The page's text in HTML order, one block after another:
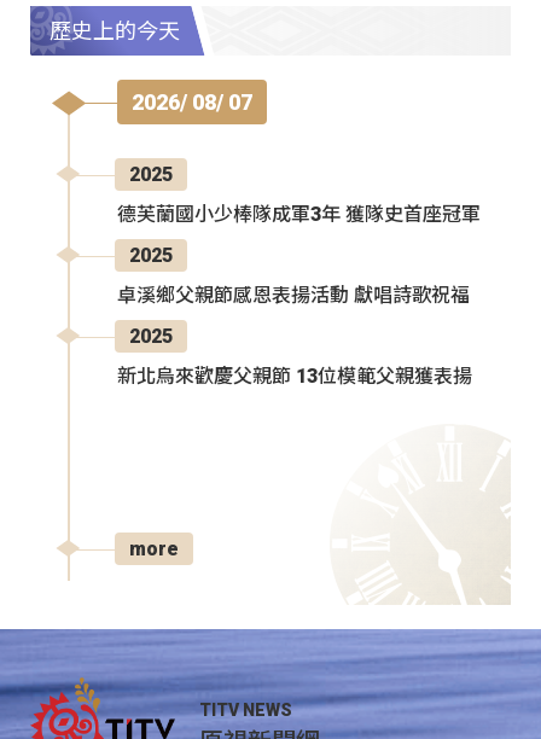
歷史上的今天
2026/ 08/ 07
2025
德芙蘭國小少棒隊成軍3年 獲隊史首座冠軍
2025
卓溪鄉父親節感恩表揚活動 獻唱詩歌祝福
2025
新北烏來歡慶父親節 13位模範父親獲表揚
more
TITV NEWS